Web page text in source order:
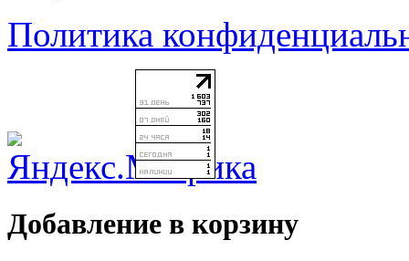
Политика
Добавление в корзину